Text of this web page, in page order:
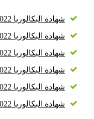
شهادة البكالوريا 2022 – BAC 2022 شعبةعلوم تجريبية
شهادة البكالوريا 2022 – BAC 2022 شعبة رياضيات
شهادة البكالوريا 2022 – BAC 2022 شعبة تقني رياضي
شهادة البكالوريا 2022 – BAC 2022 شعبة تسيير وإقتصاد
شهادة البكالوريا 2022 – BAC 2022 شعبة آداب وفلسفة
شهادة البكالوريا 2022 – BAC 2022 شعبة لغات أجنبية